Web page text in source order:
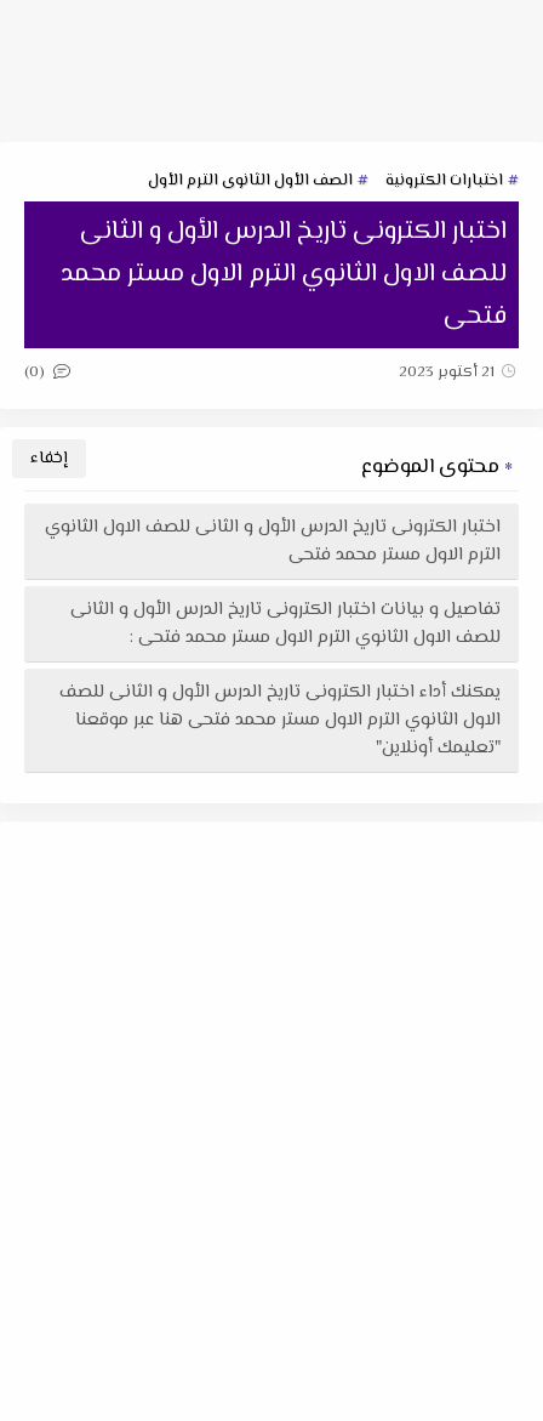
اختبارات الكترونية الصف الأول الثانوى الترم الأول
اختبار الكترونى تاريخ الدرس الأول و الثانى
للصف الاول الثانوي الترم الاول مستر محمد
فتحى
21 أكتوبر 2023 (0)
محتوى الموضوع
اختبار الكترونى تاريخ الدرس الأول و الثانى للصف الاول الثانوي
الترم الاول مستر محمد فتحى
تفاصيل و بيانات اختبار الكترونى تاريخ الدرس الأول و الثانى
للصف الاول الثانوي الترم الاول مستر محمد فتحى :
يمكنك أداء اختبار الكترونى تاريخ الدرس الأول و الثانى للصف
الاول الثانوي الترم الاول مستر محمد فتحى هنا عبر موقعنا
"تعليمك أونلاين"